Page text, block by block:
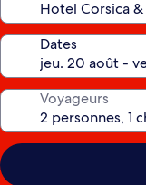
Dates
Voyageurs